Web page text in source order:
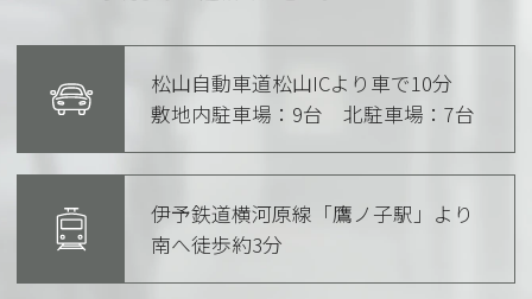
松山自動車道松山ICより車で10分
敷地内駐車場：9台 北駐車場：7台
伊予鉄道横河原線「鷹ノ子駅」より
南へ徒歩約3分